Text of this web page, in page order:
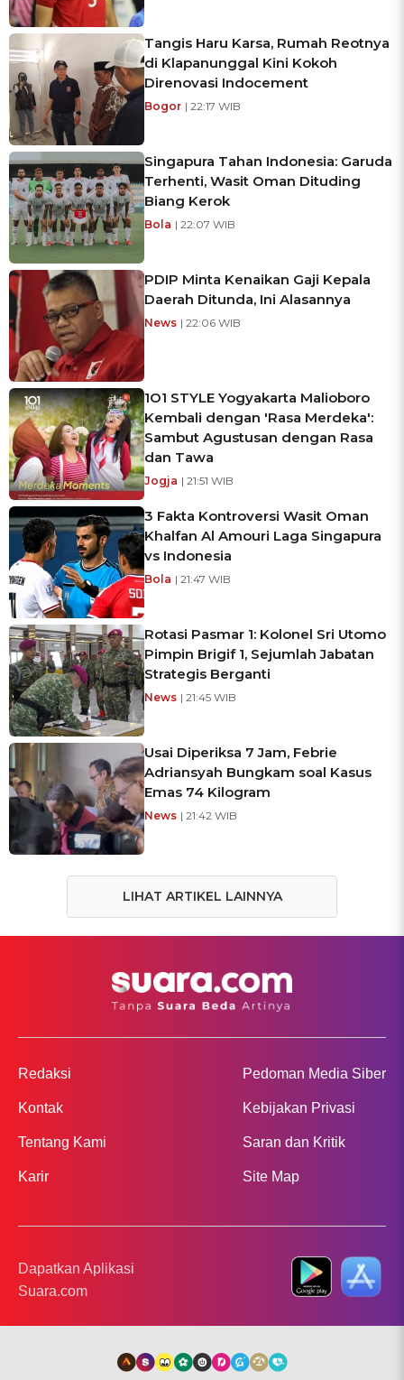
Tangis Haru Karsa, Rumah Reotnya
di Klapanunggal Kini Kokoh
Direnovasi Indocement
Bogor | 22:17 WIB
Singapura Tahan Indonesia: Garuda
Terhenti, Wasit Oman Dituding
Biang Kerok
Bola | 22:07 WIB
PDIP Minta Kenaikan Gaji Kepala
Daerah Ditunda, Ini Alasannya
News | 22:06 WIB
1O1 STYLE Yogyakarta Malioboro
Kembali dengan 'Rasa Merdeka':
Sambut Agustusan dengan Rasa
dan Tawa
Jogja | 21:51 WIB
3 Fakta Kontroversi Wasit Oman
Khalfan Al Amouri Laga Singapura
vs Indonesia
Bola | 21:47 WIB
Rotasi Pasmar 1: Kolonel Sri Utomo
Pimpin Brigif 1, Sejumlah Jabatan
Strategis Berganti
News | 21:45 WIB
Usai Diperiksa 7 Jam, Febrie
Adriansyah Bungkam soal Kasus
Emas 74 Kilogram
News | 21:42 WIB
LIHAT ARTIKEL LAINNYA
Redaksi
Kontak
Tentang Kami
Karir
Pedoman Media Siber
Kebijakan Privasi
Saran dan Kritik
Site Map
Dapatkan Aplikasi
Suara.com